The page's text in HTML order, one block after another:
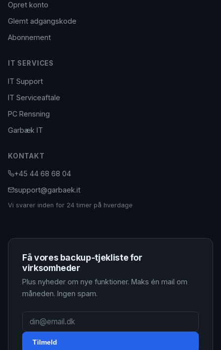
Opret konto
Glemt adgangskode
Abonnement
IT SERVICES
IT Support
IT Serviceaftale
PC Rensning
Garbæk IT
KONTAKT
+45 44 68 68 04
support@garbaek.it
Vi svarer inden for 24 timer på hverdage
Få vores backup-tjekliste for
virksomheder
Plus nyheder om nye funktioner. Maks én mail om
måneden. Ingen spam.
Tilmeld